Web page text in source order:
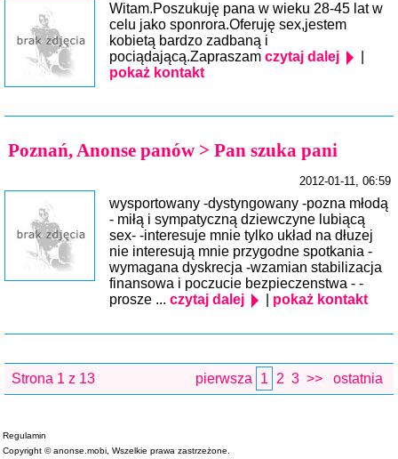
Witam.Poszukuję pana w wieku 28-45 lat w
celu jako sponrora.Oferuję sex,jestem
kobietą bardzo zadbaną i
pociądającą.Zapraszam czytaj dalej
pokaż kontakt
Poznań, Anonse panów > Pan szuka pani
2012-01-11, 06:59
wysportowany -dystyngowany -pozna młodą
- miłą i sympatyczną dziewczyne lubiącą
sex- -interesuje mnie tylko układ na dłuzej
nie interesują mnie przygodne spotkania -
wymagana dyskrecja -wzamian stabilizacja
finansowa i poczucie bezpieczenstwa - -
prosze ... czytaj dalej pokaż kontakt
Strona 1 z 13 pierwsza 1 2 3 >> ostatnia
Regulamin
Copyright © anonse.mobi, Wszelkie prawa zastrzeżone.